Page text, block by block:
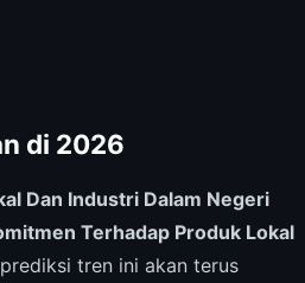
di 2026
Dan Industri Dalam Negeri
Terhadap Produk Lokal
tren ini akan terus